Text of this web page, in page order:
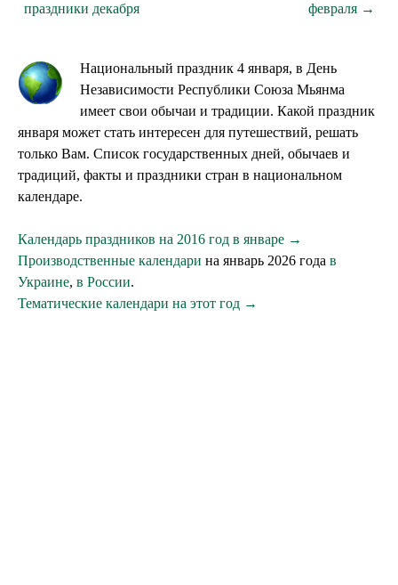
праздники декабря
февраля →
Национальный праздник 4 января, в День
Независимости Республики Союза Мьянма
имеет свои обычаи и традиции. Какой праздник
января может стать интересен для путешествий, решать
только Вам. Список государственных дней, обычаев и
традиций, факты и праздники стран в национальном
календаре.
Календарь праздников на 2016 год в январе →
Производственные календари на январь 2026 года в
Украине, в России.
Тематические календари на этот год →